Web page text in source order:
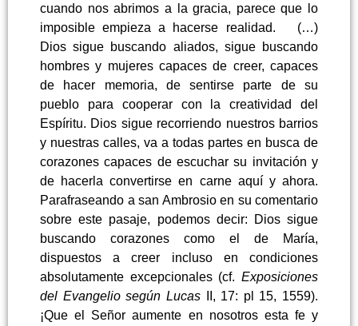
cuando nos abrimos a la gracia, parece que lo
imposible empieza a hacerse realidad. (…)
Dios sigue buscando aliados, sigue buscando
hombres y mujeres capaces de creer, capaces
de hacer memoria, de sentirse parte de su
pueblo para cooperar con la creatividad del
Espíritu. Dios sigue recorriendo nuestros barrios
y nuestras calles, va a todas partes en busca de
corazones capaces de escuchar su invitación y
de hacerla convertirse en carne aquí y ahora.
Parafraseando a san Ambrosio en su comentario
sobre este pasaje, podemos decir: Dios sigue
buscando corazones como el de María,
dispuestos a creer incluso en condiciones
absolutamente excepcionales (cf. Exposiciones
del Evangelio según LucasII, 17: pl 15, 1559).
¡Que el Señor aumente en nosotros esta fe y